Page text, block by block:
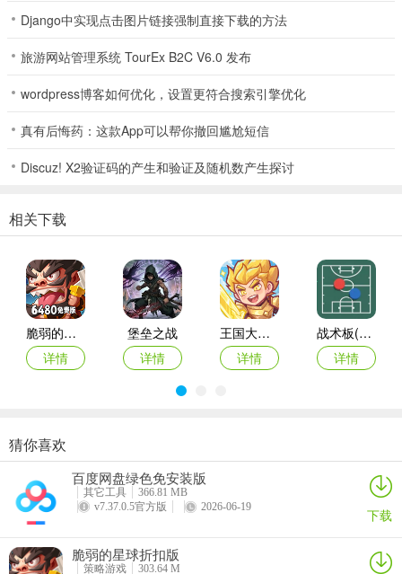
3、角色培养方面，优先养成品质好的，它们增加的属性更高；
Django中实现点击图片链接强制直接下载的方法
旅游网站管理系统 TourEx B2C V6.0 发布
wordpress博客如何优化，设置更符合搜索引擎优化
真有后悔药：这款App可以帮你撤回尴尬短信
Discuz! X2验证码的产生和验证及随机数产生探讨
相关下载
脆弱的星球折扣版
详情
堡垒之战
详情
王国大作战前线
详情
战术板(体育战术工具)
详情
指尖像素城
详情
黑侠联盟
详情
最后庇护所瘟疫
御兽岛
猜你喜欢
百度网盘绿色免安装版
其它工具
366.81 MB
v7.37.0.5官方版
2026-06-19 下载
脆弱的星球折扣版
策略游戏
303.64 M